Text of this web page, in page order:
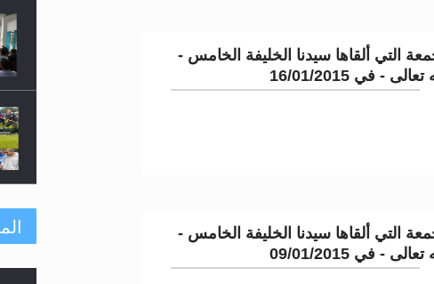
والمعراج >> المزيد
النبيين صلى الله عليه وسلم >> المزيد
التي ألقاها سيدنا الخليفة الخامس -
- في 16/01/2015
التي ألقاها سيدنا الخليفة الخامس -
- في 09/01/2015